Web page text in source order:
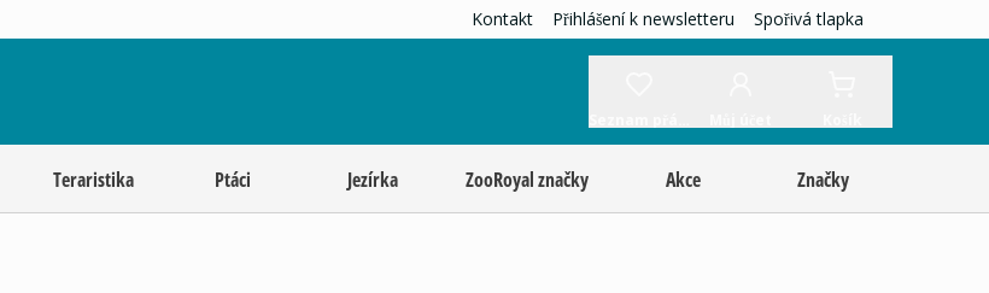
Kontakt Přihlášení k newsletteru Spořivá tlapka
Teraristika Ptáci Jezírka ZooRoyal značky Akce Značky